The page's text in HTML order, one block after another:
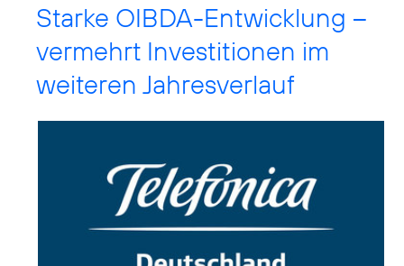
Starke OIBDA-Entwicklung –
vermehrt Investitionen im
weiteren Jahresverlauf